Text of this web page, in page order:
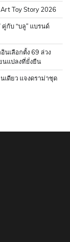
Toy Story 2026
กับ “บลู” แบรนด์
นเลือกตั้ง 69 ล่วง
นแปลงที่ยั่งยืน
เดียว แจงดราม่าชุด